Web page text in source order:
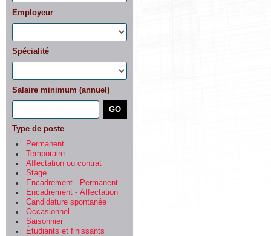
Employeur
Spécialité
Salaire minimum (annuel)
Type de poste
Permanent
Temporaire
Affectation ou contrat
Stage
Encadrement - Permanent
Encadrement - Affectation
Candidature spontanée
Occasionnel
Saisonnier
Étudiants et finissants